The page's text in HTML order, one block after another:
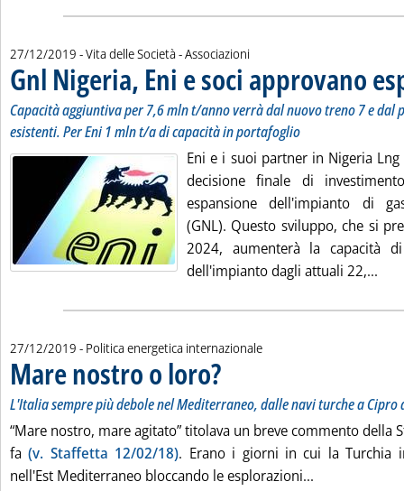
27/12/2019 - Vita delle Società - Associazioni
Gnl Nigeria, Eni e soci approvano
Capacità aggiuntiva per 7,6 mln t/anno verrà dal nuovo treno 7 e dal
esistenti. Per Eni 1 mln t/a di capacità in portafoglio
Eni e i suoi partner in Nigeria
decisione finale di
espansione dell'impianto di
(GNL). Questo sviluppo, che si
2024, aumenterà la capacità
dell'impianto dagli attuali 22,...
27/12/2019 - Politica energetica internazionale
Mare nostro o loro?. Sottotitolo: L'Italia sempre più debole
. Pubblicata venerdì 27 dicembre 2019
L'Italia sempre più debole nel Mediterraneo, dalle navi turche a
“Mare nostro, mare agitato” titolava un breve commento della
fa(v. Staffetta 12/02/18). Erano i giorni in cui la Turchia
nell'Est Mediterraneo bloccando le esplorazioni...